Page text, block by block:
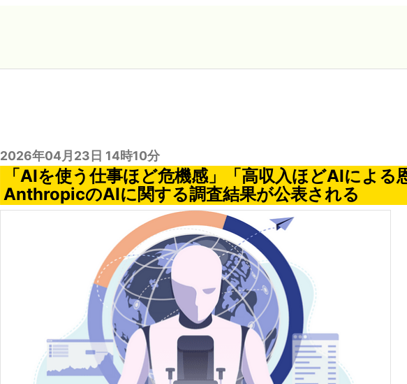
2026年04月23日 14時10分
「AIを使う仕事ほど危機感」「高収入ほどAIによる
AnthropicのAIに関する調査結果が公表される